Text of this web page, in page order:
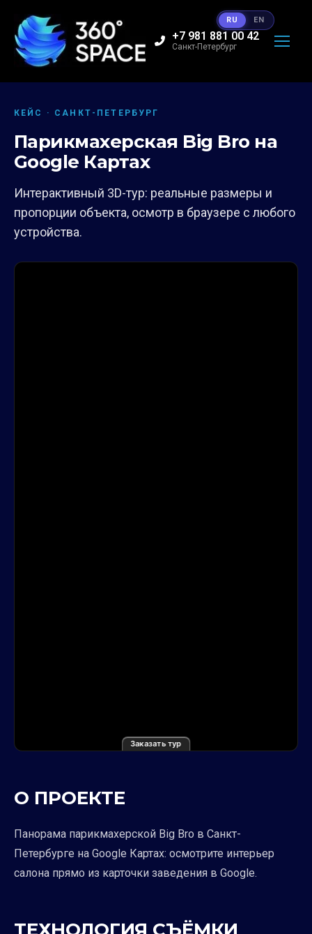
+7 981 881 00 42
Санкт-Петербург
КЕЙС · САНКТ-ПЕТЕРБУРГ
Парикмахерская Big Bro на
Google Картах
Интерактивный 3D-тур: реальные размеры и
пропорции объекта, осмотр в браузере с любого
устройства.
Заказать тур
О ПРОЕКТЕ
Панорама парикмахерской Big Bro в Санкт-
Петербурге на Google Картах: осмотрите интерьер
салона прямо из карточки заведения в Google.
RU EN